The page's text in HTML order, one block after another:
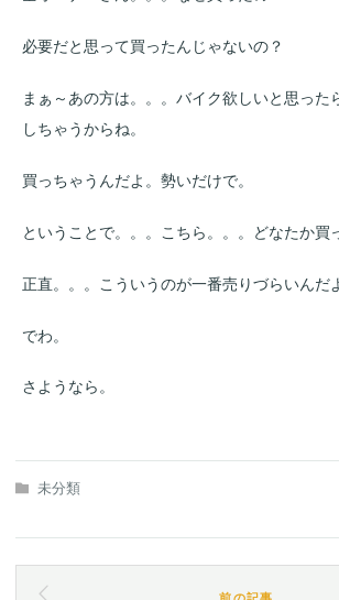
必要だと思って買ったんじゃないの？
まぁ～あの方は。。。バイク欲しいと思った
しちゃうからね。
買っちゃうんだよ。勢いだけで。
ということで。。。こちら。。。どなたか買
正直。。。こういうのが一番売りづらいんだ
でわ。
さようなら。
未分類